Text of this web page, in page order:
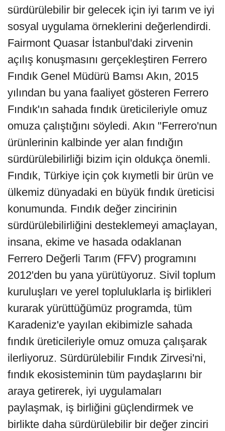
sürdürülebilir bir gelecek için iyi tarım ve iyi
sosyal uygulama örneklerini değerlendirdi.
Fairmont Quasar İstanbul'daki zirvenin
açılış konuşmasını gerçekleştiren Ferrero
Fındık Genel Müdürü Bamsı Akın, 2015
yılından bu yana faaliyet gösteren Ferrero
Fındık'ın sahada fındık üreticileriyle omuz
omuza çalıştığını söyledi. Akın "Ferrero'nun
ürünlerinin kalbinde yer alan fındığın
sürdürülebilirliği bizim için oldukça önemli.
Fındık, Türkiye için çok kıymetli bir ürün ve
ülkemiz dünyadaki en büyük fındık üreticisi
konumunda. Fındık değer zincirinin
sürdürülebilirliğini desteklemeyi amaçlayan,
insana, ekime ve hasada odaklanan
Ferrero Değerli Tarım (FFV) programını
2012'den bu yana yürütüyoruz. Sivil toplum
kuruluşları ve yerel topluluklarla iş birlikleri
kurarak yürüttüğümüz programda, tüm
Karadeniz'e yayılan ekibimizle sahada
fındık üreticileriyle omuz omuza çalışarak
ilerliyoruz. Sürdürülebilir Fındık Zirvesi'ni,
fındık ekosisteminin tüm paydaşlarını bir
araya getirerek, iyi uygulamaları
paylaşmak, iş birliğini güçlendirmek ve
birlikte daha sürdürülebilir bir değer zinciri